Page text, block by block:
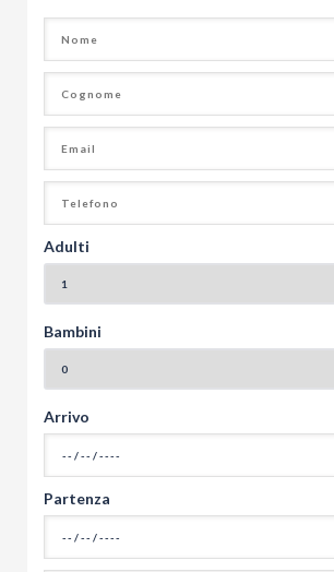
Adulti
Bambini
Arrivo
Partenza